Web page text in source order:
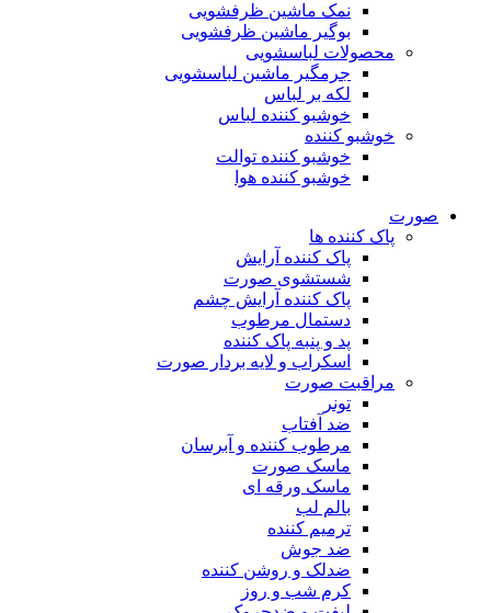
نمک ماشین ظرفشویی
بوگیر ماشین ظرفشویی
محصولات لباسشویی
جرمگیر ماشین لباسشویی
لکه بر لباس
خوشبو کننده لباس
خوشبو کننده
خوشبو کننده توالت
خوشبو کننده هوا
صورت
پاک کننده ها
پاک کننده آرایش
شستشوی صورت
پاک کننده آرایش چشم
دستمال مرطوب
پد و پنبه پاک کننده
اسکراب و لایه بردار صورت
مراقبت صورت
تونر
ضد آفتاب
مرطوب کننده و آبرسان
ماسک صورت
ماسک ورقه ای
بالم لب
ترمیم کننده
ضد جوش
ضدلک و روشن کننده
کرم شب و روز